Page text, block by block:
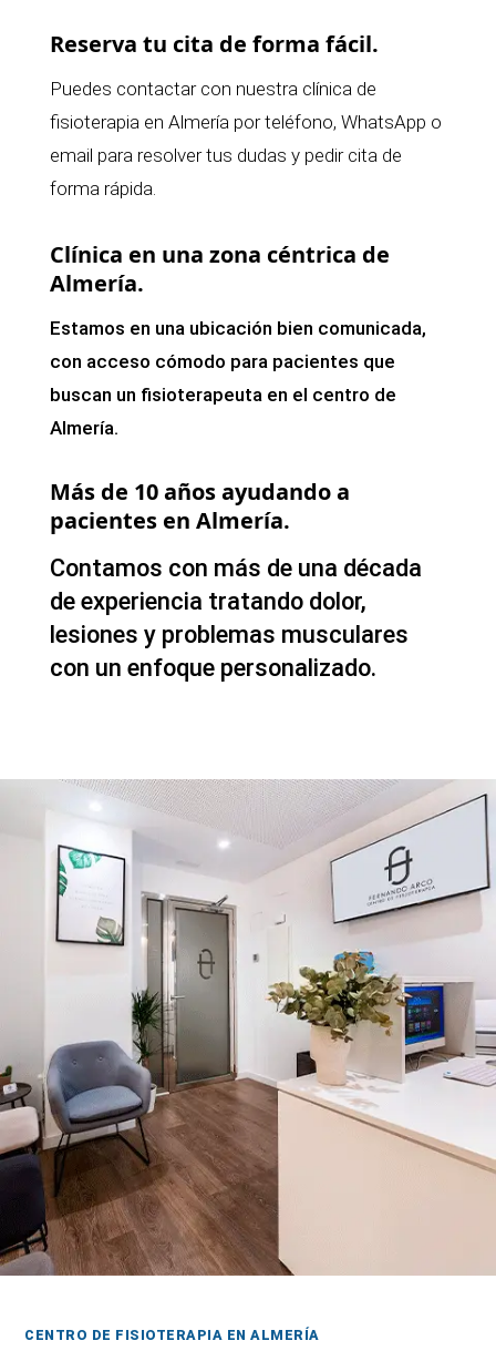
Reserva tu cita de forma fácil.
Puedes contactar con nuestra clínica de
fisioterapia en Almería por teléfono, WhatsApp o
email para resolver tus dudas y pedir cita de
forma rápida.
Clínica en una zona céntrica de
Almería.
Estamos en una ubicación bien comunicada,
con acceso cómodo para pacientes que
buscan un fisioterapeuta en el centro de
Almería.
Más de 10 años ayudando a
pacientes en Almería.
Contamos con más de una década
de experiencia tratando dolor,
lesiones y problemas musculares
con un enfoque personalizado.
CENTRO DE FISIOTERAPIA EN ALMERÍA